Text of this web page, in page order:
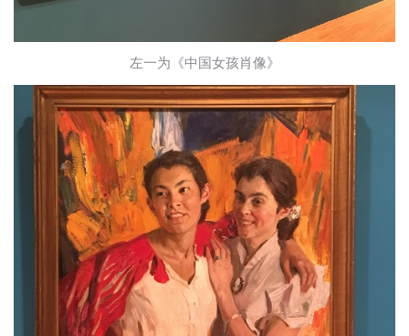
左一为《中国女孩肖像》